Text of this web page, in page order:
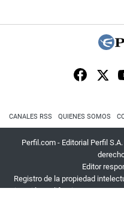
CANALES RSS QUIENES SOMOS
Perfil.com - Editorial Perfil S.A.
Editor
Registro de la propiedad
Dirección:California 2715,